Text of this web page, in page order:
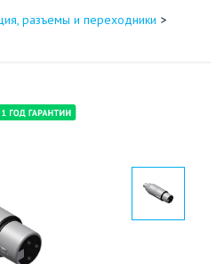
разъемы и переходники